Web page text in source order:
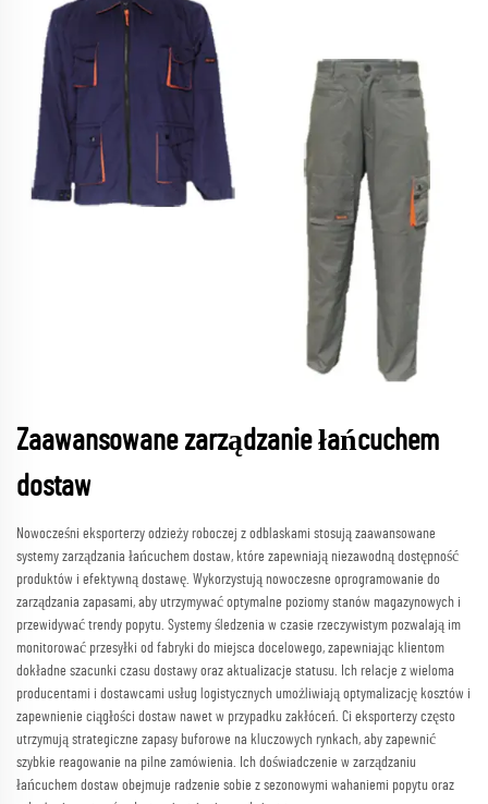
Zaawansowane zarządzanie łańcuchem
dostaw
Nowocześni eksporterzy odzieży roboczej z odblaskami stosują zaawansowane
systemy zarządzania łańcuchem dostaw, które zapewniają niezawodną dostępność
produktów i efektywną dostawę. Wykorzystują nowoczesne oprogramowanie do
zarządzania zapasami, aby utrzymywać optymalne poziomy stanów magazynowych i
przewidywać trendy popytu. Systemy śledzenia w czasie rzeczywistym pozwalają im
monitorować przesyłki od fabryki do miejsca docelowego, zapewniając klientom
dokładne szacunki czasu dostawy oraz aktualizacje statusu. Ich relacje z wieloma
producentami i dostawcami usług logistycznych umożliwiają optymalizację kosztów i
zapewnienie ciągłości dostaw nawet w przypadku zakłóceń. Ci eksporterzy często
utrzymują strategiczne zapasy buforowe na kluczowych rynkach, aby zapewnić
szybkie reagowanie na pilne zamówienia. Ich doświadczenie w zarządzaniu
łańcuchem dostaw obejmuje radzenie sobie z sezonowymi wahaniemi popytu oraz